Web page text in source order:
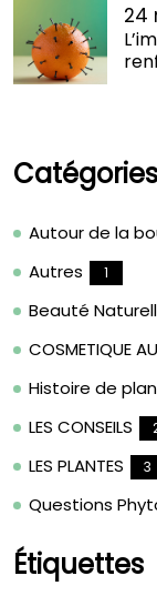
24
Catégories
Autour de la
Autres 1
Beauté
COSMETIQUE
Histoire de
LES CONSEILS
LES PLANTES 3
Questions
Étiquettes